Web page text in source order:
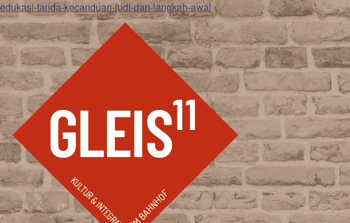
edukasi-tanda-kecanduan-judi-dan-langkah-awal